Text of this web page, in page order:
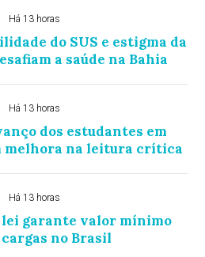
Há 13 horas
do SUS e estigma da
a saúde na Bahia
Há 13 horas
dos estudantes em
melhora na leitura crítica
Há 13 horas
lei garante valor mínimo
no Brasil